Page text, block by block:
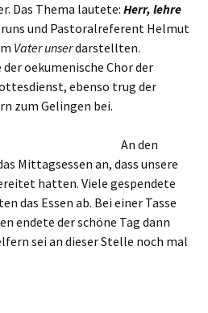
Das Thema lautete: Herr, lehre
und Pastoralreferent Helmut
Vater unserdarstellten.
oekumenische Chor der
ebenso trug der
zum Gelingen bei.
An den
Mittagsessen an, dass unsere
hatten. Viele gespendete
das Essen ab. Bei einer Tasse
endete der schöne Tag dann
sei an dieser Stelle noch mal